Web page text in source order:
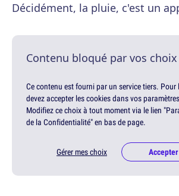
Décidément, la pluie, c'est un
Contenu bloqué par vos
Ce contenu est fourni par un service tiers. Pour
devez accepter les cookies dans vos
Modifiez ce choix à tout moment via le lien
de la Confidentialité" en bas de page.
Gérer mes choix